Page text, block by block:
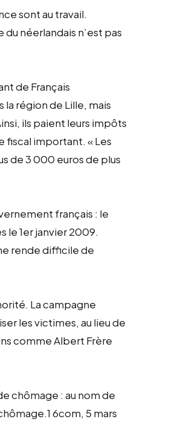
sont au travail.
néerlandais n’est pas
de Français
région de Lille, mais
ils paient leurs impôts
fiscal important. « Les
de 3 000 euros de plus
français : le
le 1er janvier 2009.
rende difficile de
La campagne
les victimes, au lieu de
comme Albert Frère
chômage : au nom de
6com, 5 mars